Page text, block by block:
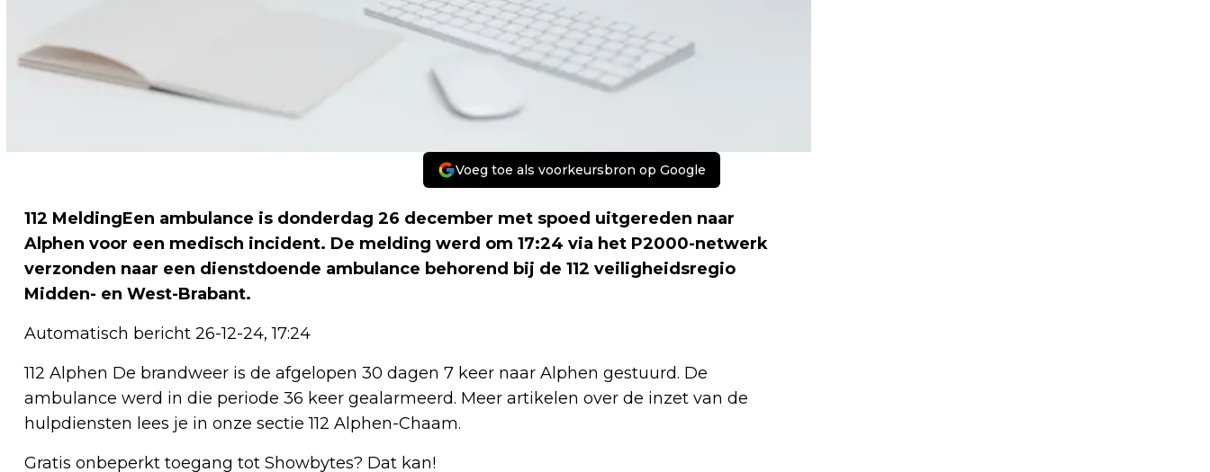
Voeg toe als voorkeursbron op Google
112 MeldingEen ambulance is donderdag 26 december met spoed uitgereden naar
Alphen voor een medisch incident. De melding werd om 17:24 via het P2000-netwerk
verzonden naar een dienstdoende ambulance behorend bij de 112 veiligheidsregio
Midden- en West-Brabant.
Automatisch bericht 26-12-24, 17:24
112 Alphen De brandweer is de afgelopen 30 dagen 7 keer naar Alphen gestuurd. De
ambulance werd in die periode 36 keer gealarmeerd. Meer artikelen over de inzet van de
hulpdiensten lees je in onze sectie 112 Alphen-Chaam.
Gratis onbeperkt toegang tot Showbytes? Dat kan!